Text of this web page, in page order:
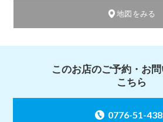
地図をみる
このお店のご予約・お
こちら
0776-51-